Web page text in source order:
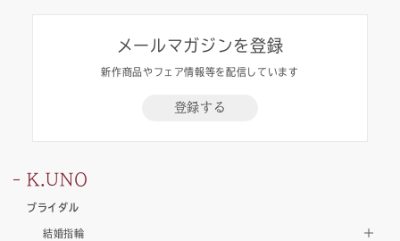
メールマガジンを登録
新作商品やフェア情報等を配信しています
登録する
K.UNO
ブライダル
結婚指輪